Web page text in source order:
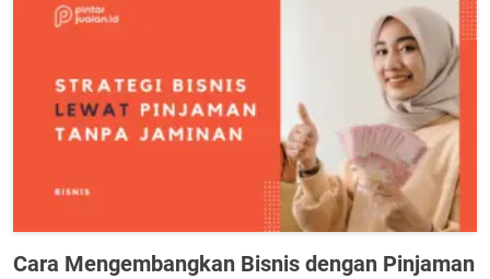
Cara Mengembangkan Bisnis dengan Pinjaman